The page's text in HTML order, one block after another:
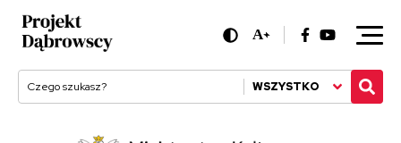
WSZYSTKO
A+